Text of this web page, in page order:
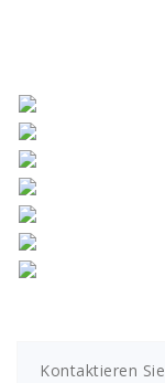
Kontaktieren